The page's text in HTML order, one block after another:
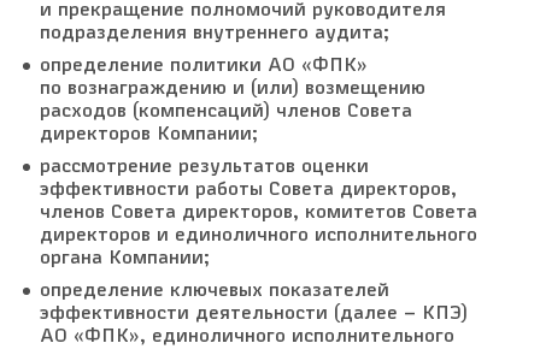
и прекращение полномочий руководителя
подразделения внутреннего аудита;
определение политики АО «ФПК»
по вознаграждению и (или) возмещению
расходов (компенсаций) членов Совета
директоров Компании;
рассмотрение результатов оценки
эффективности работы Совета директоров,
членов Совета директоров, комитетов Совета
директоров и единоличного исполнительного
органа Компании;
определение ключевых показателей
эффективности деятельности (далее – КПЭ)
АО «ФПК», единоличного исполнительного